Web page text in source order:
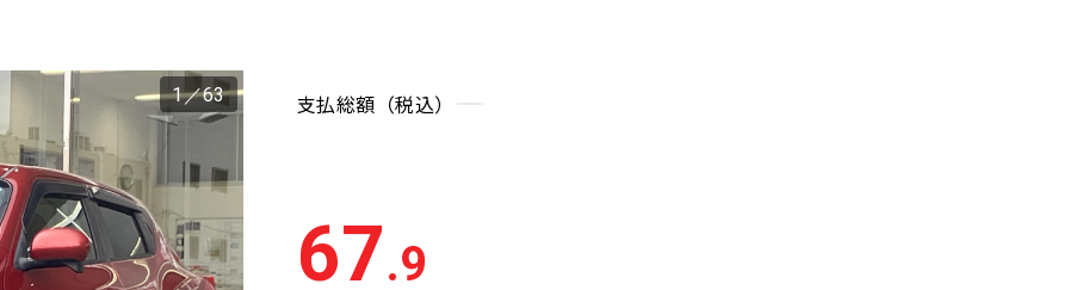
1／63 支払総額（税込）
67.9